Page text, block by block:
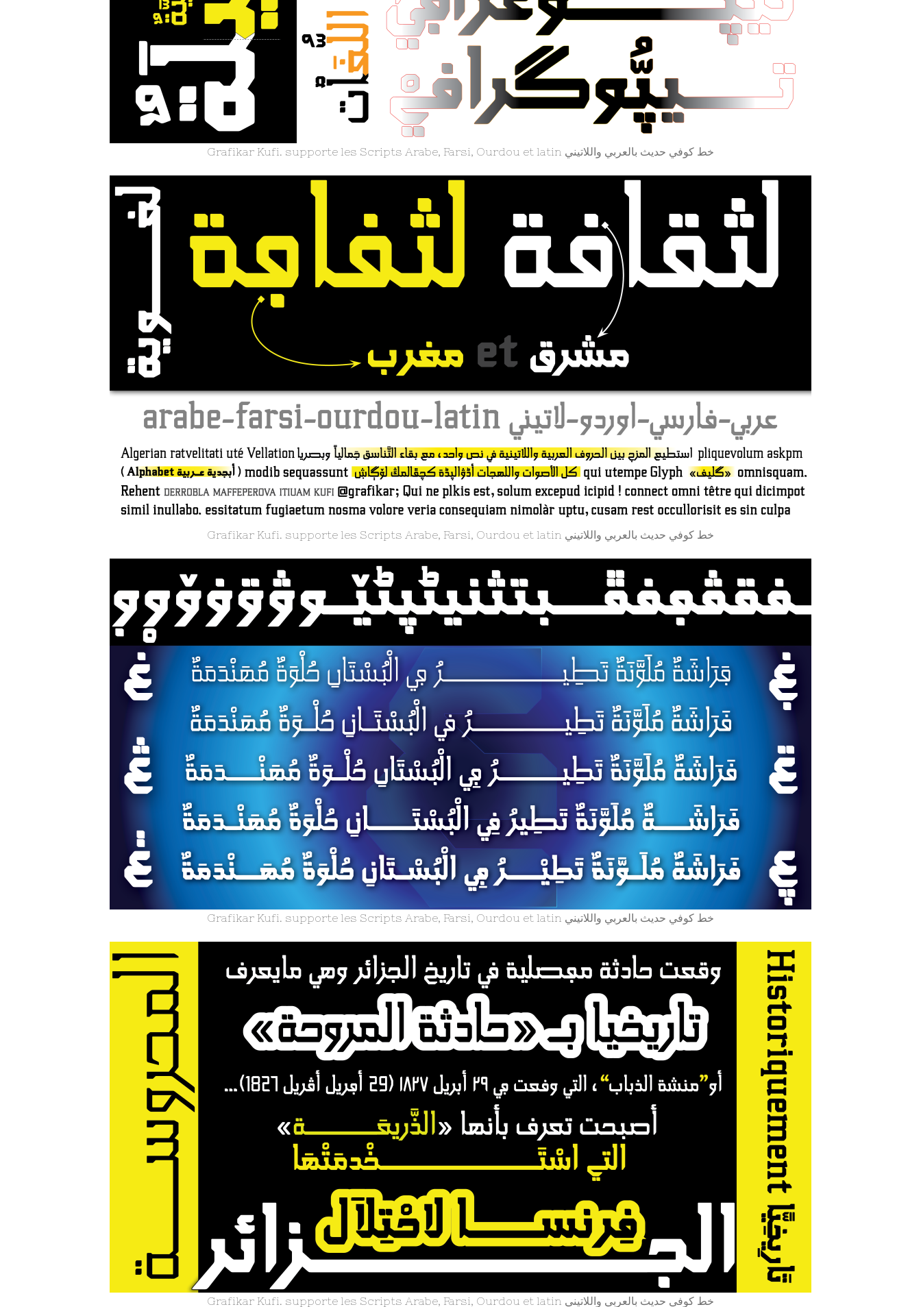
Grafikar Kufi. supporte les Scripts Arabe, Farsi, Ourdou et latin خط كوفي حديث بالعربي واللاتيني
Grafikar Kufi. supporte les Scripts Arabe, Farsi, Ourdou et latin خط كوفي حديث بالعربي واللاتيني
Grafikar Kufi. supporte les Scripts Arabe, Farsi, Ourdou et latin خط كوفي حديث بالعربي واللاتيني
Grafikar Kufi. supporte les Scripts Arabe, Farsi, Ourdou et latin خط كوفي حديث بالعربي واللاتيني